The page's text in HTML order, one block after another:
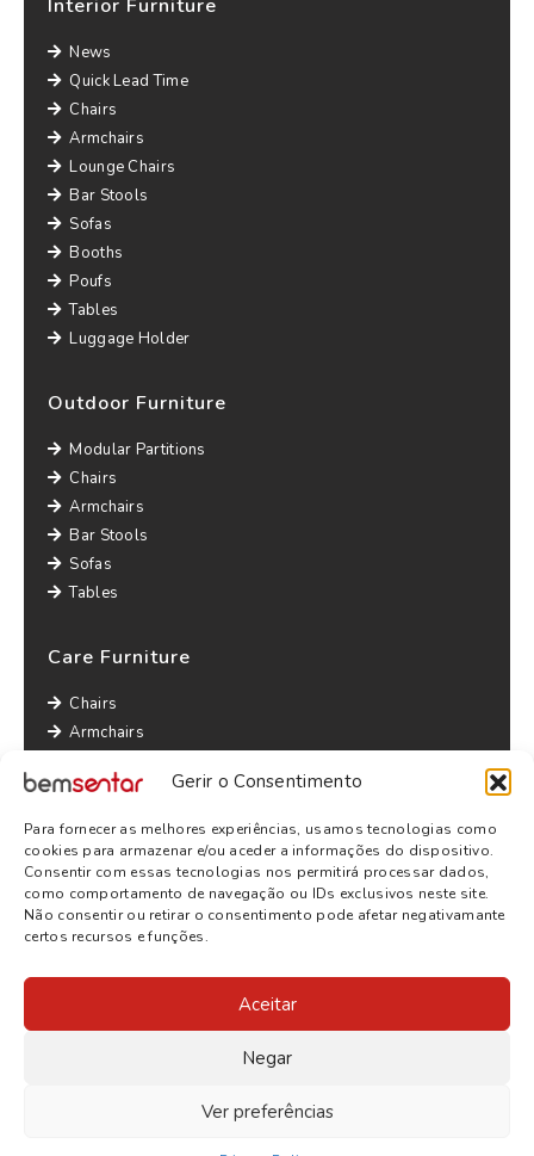
Gerir o Consentimento
Para fornecer as melhores experiências, usamos tecnologias como
cookies para armazenar e/ou aceder a informações do dispositivo.
Consentir com essas tecnologias nos permitirá processar dados,
como comportamento de navegação ou IDs exclusivos neste site.
Não consentir ou retirar o consentimento pode afetar negativamante
certos recursos e funções.
Aceitar
Negar
Ver preferências
Interior Furniture
News
Quick Lead Time
Chairs
Armchairs
Lounge Chairs
Bar Stools
Sofas
Booths
Poufs
Tables
Luggage Holder
Outdoor Furniture
Modular Partitions
Chairs
Armchairs
Bar Stools
Sofas
Tables
Care Furniture
Chairs
Armchairs
Sofas
Other informations
Privacy Policy
Terms and Conditions
SITE.PT